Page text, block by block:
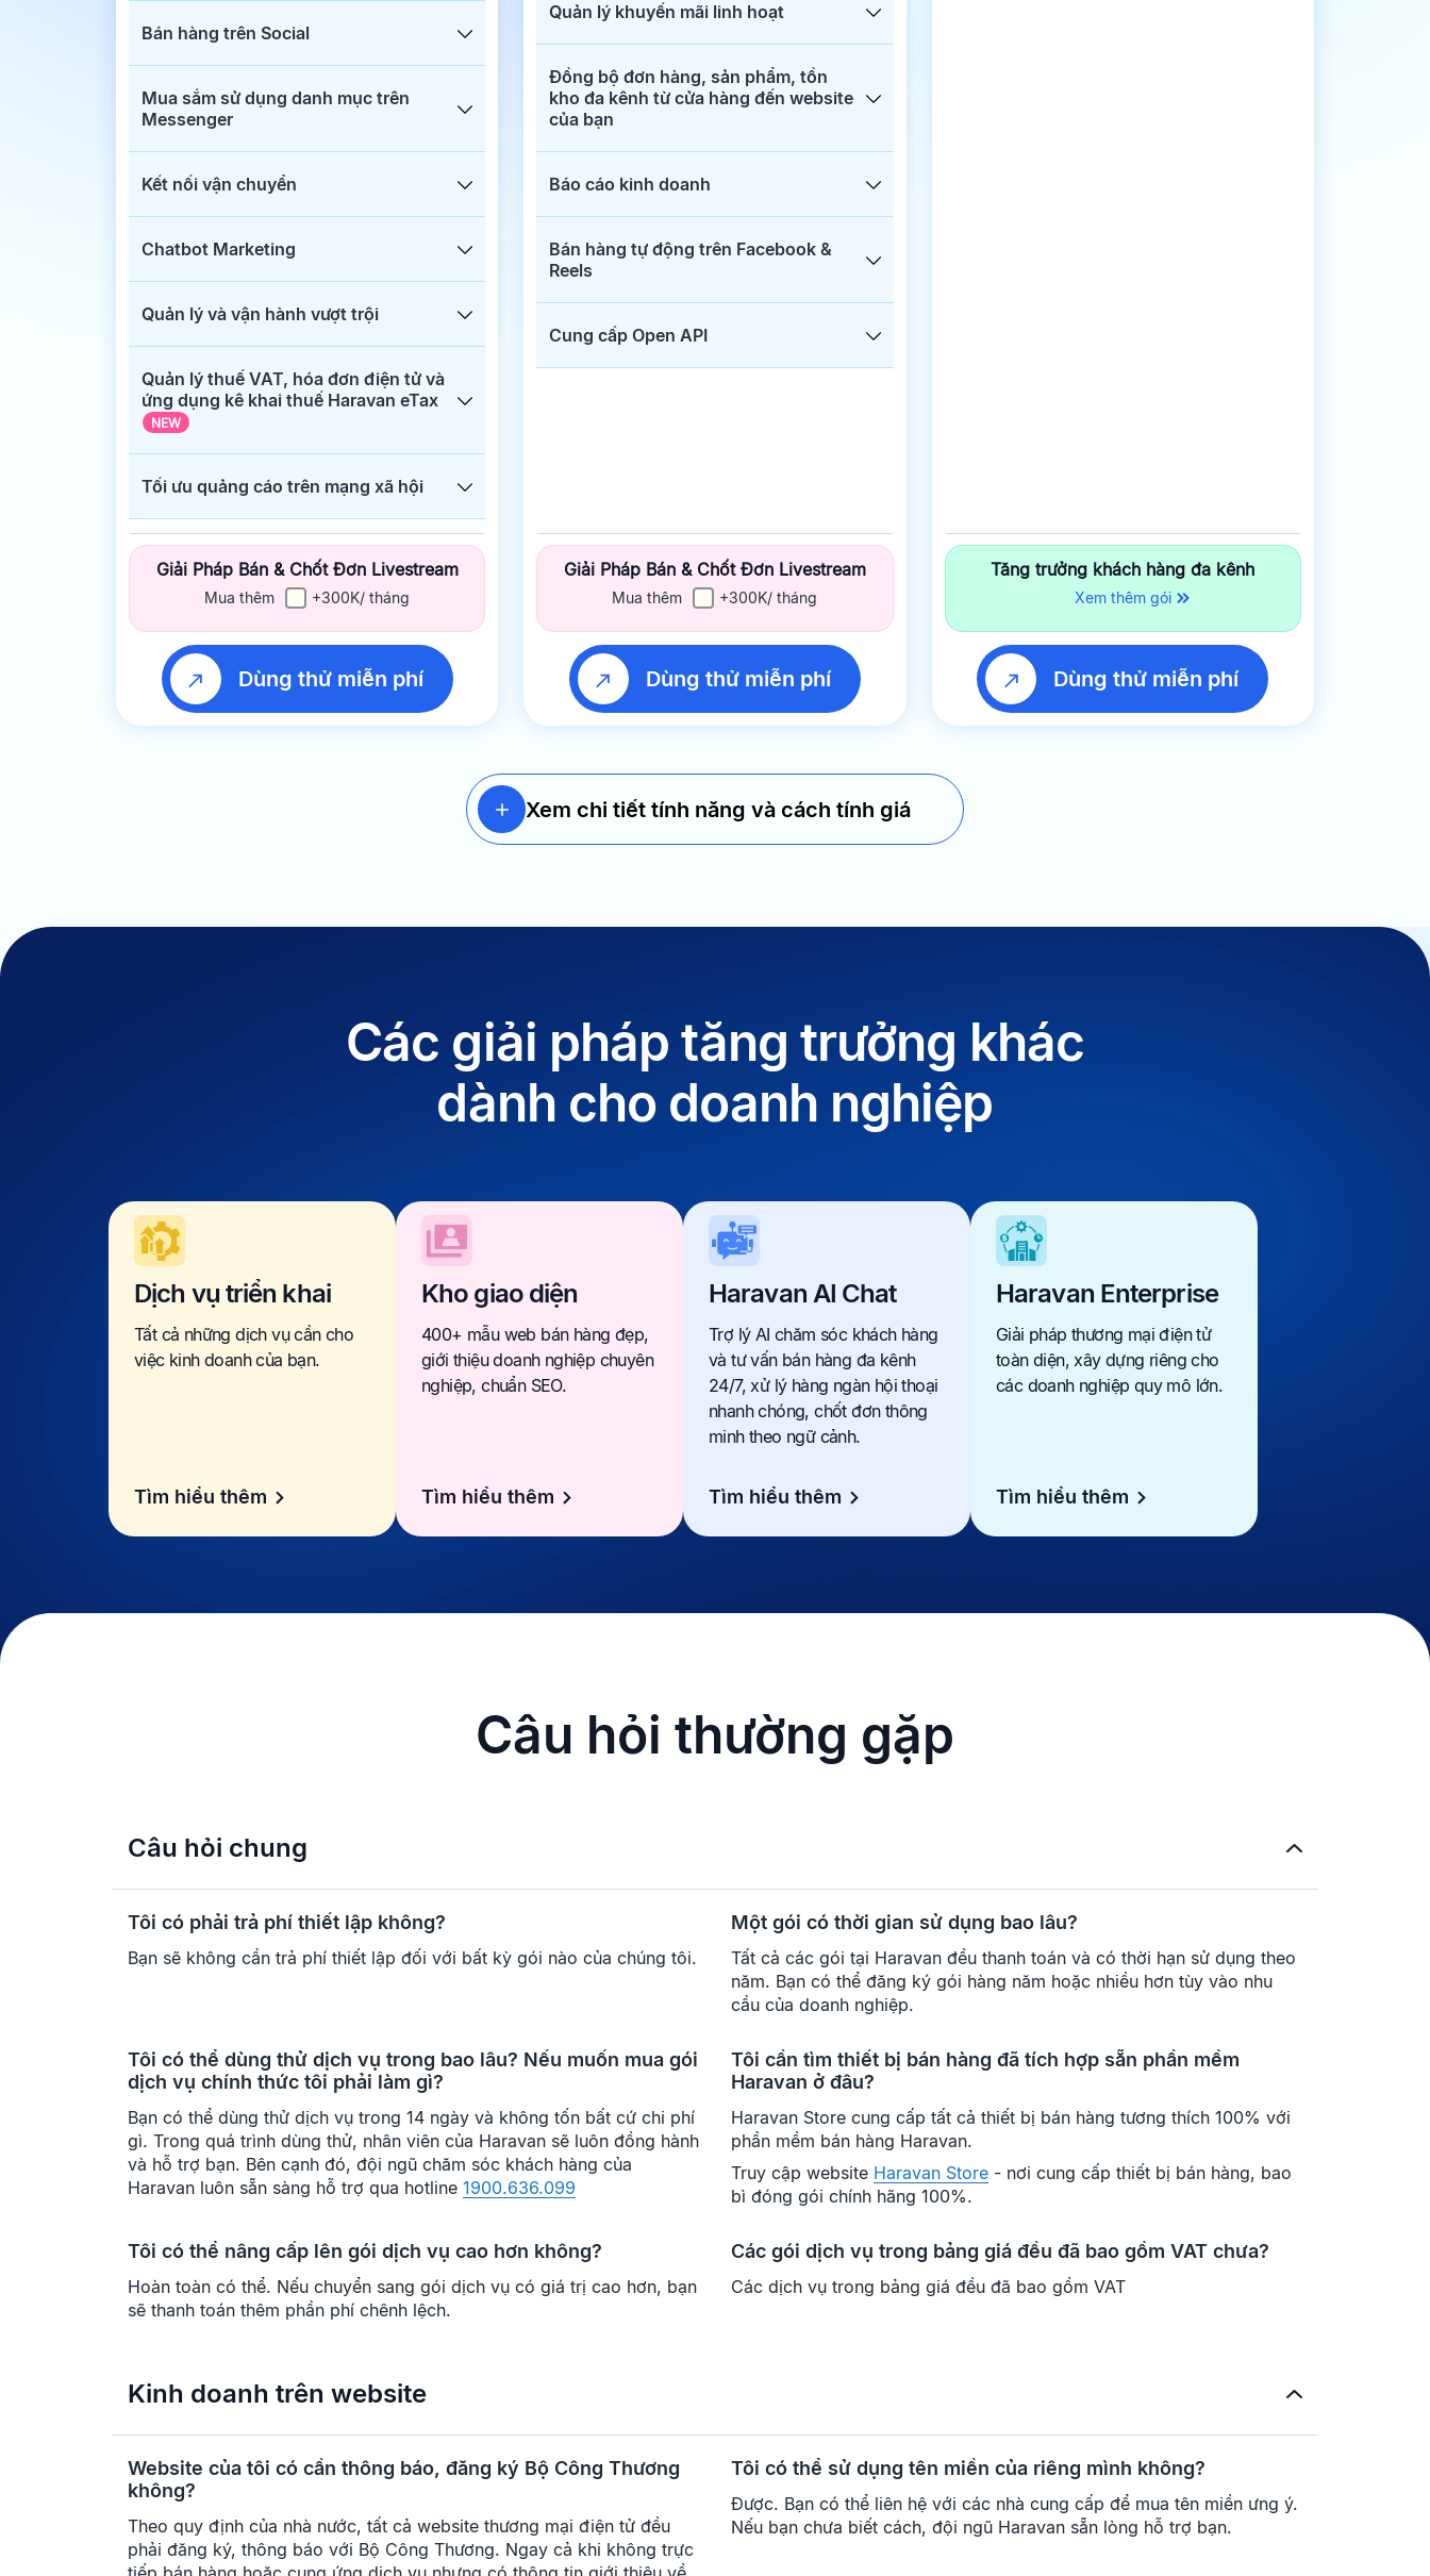
Bán hàng trên Social
Mua sắm sử dụng danh mục trên
Messenger
Kết nối vận chuyển
Chatbot Marketing
Quản lý và vận hành vượt trội
Quản lý thuế VAT, hóa đơn điện tử và
ứng dụng kê khai thuế Haravan eTax
NEW
Tối ưu quảng cáo trên mạng xã hội
Giải Pháp Bán & Chốt Đơn Livestream
Mua thêm +300K/ tháng
Dùng thử miễn phí
Quản lý khuyến mãi linh hoạt
Đồng bộ đơn hàng, sản phẩm, tồn
kho đa kênh từ cửa hàng đến website
của bạn
Báo cáo kinh doanh
Bán hàng tự động trên Facebook &
Reels
Cung cấp Open API
Giải Pháp Bán & Chốt Đơn Livestream
Mua thêm +300K/ tháng
Dùng thử miễn phí
Tăng trưởng khách hàng đa kênh
Xem thêm gói
Dùng thử miễn phí
Xem chi tiết tính năng và cách tính giá
Các giải pháp tăng trưởng khác
dành cho doanh nghiệp
Dịch vụ triển khai
Tất cả những dịch vụ cần cho
việc kinh doanh của bạn.
Tìm hiểu thêm
Kho giao diện
400+ mẫu web bán hàng đẹp,
giới thiệu doanh nghiệp chuyên
nghiệp, chuẩn SEO.
Tìm hiểu thêm
Haravan AI Chat
Trợ lý AI chăm sóc khách hàng
và tư vấn bán hàng đa kênh
24/7, xử lý hàng ngàn hội thoại
nhanh chóng, chốt đơn thông
minh theo ngữ cảnh.
Tìm hiểu thêm
Haravan Enterprise
Giải pháp thương mại điện tử
toàn diện, xây dựng riêng cho
các doanh nghiệp quy mô lớn.
Tìm hiểu thêm
Câu hỏi thường gặp
Câu hỏi chung
Tôi có phải trả phí thiết lập không?
Bạn sẽ không cần trả phí thiết lập đối với bất kỳ gói nào của chúng tôi.
Một gói có thời gian sử dụng bao lâu?
Tất cả các gói tại Haravan đều thanh toán và có thời hạn sử dụng theo
năm. Bạn có thể đăng ký gói hàng năm hoặc nhiều hơn tùy vào nhu
cầu của doanh nghiệp.
Tôi có thể dùng thử dịch vụ trong bao lâu? Nếu muốn mua gói
dịch vụ chính thức tôi phải làm gì?
Bạn có thể dùng thử dịch vụ trong 14 ngày và không tốn bất cứ chi phí
gì. Trong quá trình dùng thử, nhân viên của Haravan sẽ luôn đồng hành
và hỗ trợ bạn. Bên cạnh đó, đội ngũ chăm sóc khách hàng của
Haravan luôn sẵn sàng hỗ trợ qua hotline 1900.636.099
Tôi cần tìm thiết bị bán hàng đã tích hợp sẵn phần mềm
Haravan ở đâu?
Haravan Store cung cấp tất cả thiết bị bán hàng tương thích 100% với
phần mềm bán hàng Haravan.
Truy cập website Haravan Store - nơi cung cấp thiết bị bán hàng, bao
bì đóng gói chính hãng 100%.
Tôi có thể nâng cấp lên gói dịch vụ cao hơn không?
Hoàn toàn có thể. Nếu chuyển sang gói dịch vụ có giá trị cao hơn, bạn
sẽ thanh toán thêm phần phí chênh lệch.
Các gói dịch vụ trong bảng giá đều đã bao gồm VAT chưa?
Các dịch vụ trong bảng giá đều đã bao gồm VAT
Kinh doanh trên website
Website của tôi có cần thông báo, đăng ký Bộ Công Thương
không?
Theo quy định của nhà nước, tất cả website thương mại điện tử đều
phải đăng ký, thông báo với Bộ Công Thương. Ngay cả khi không trực
Tôi có thể sử dụng tên miền của riêng mình không?
Được. Bạn có thể liên hệ với các nhà cung cấp để mua tên miền ưng ý.
Nếu bạn chưa biết cách, đội ngũ Haravan sẵn lòng hỗ trợ bạn.